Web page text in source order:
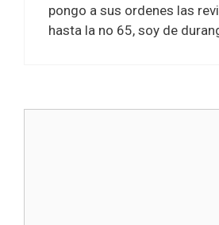
pongo a sus ordenes las
hasta la no 65, soy de